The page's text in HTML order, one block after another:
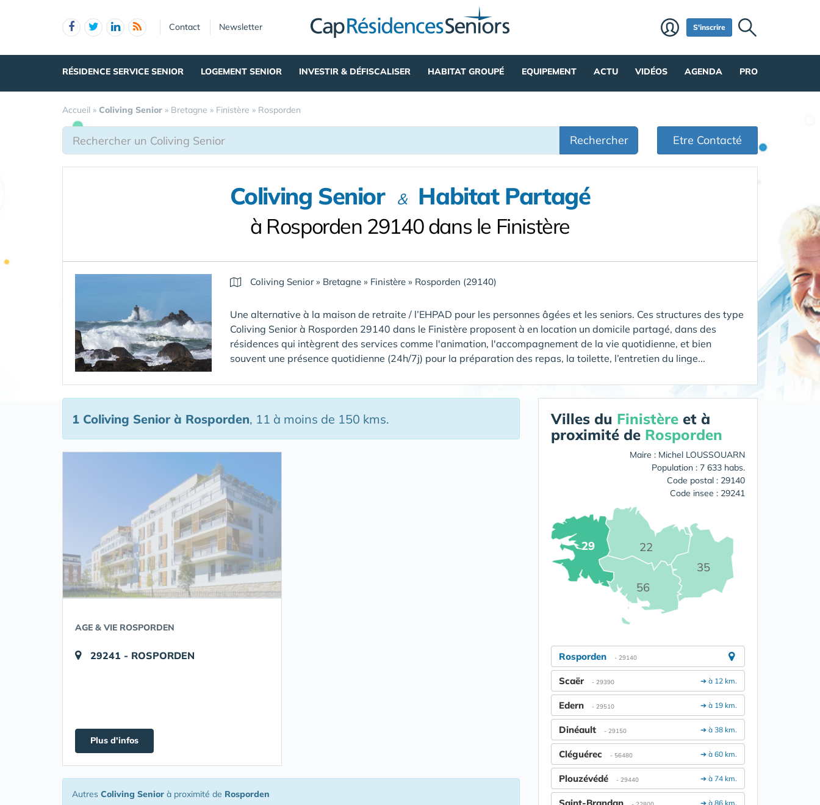
Contact Newsletter S'inscrire
RÉSIDENCE SERVICE SENIOR LOGEMENT SENIOR INVESTIR & DÉFISCALISER HABITAT GROUPÉ EQUIPEMENT ACTU VIDÉOS AGENDA PRO
Accueil » Coliving Senior » Bretagne » Finistère » Rosporden
Rechercher Etre Contacté
Coliving Senior & Habitat Partagé
à Rosporden 29140 dans le Finistère
Coliving Senior» Bretagne » Finistère » Rosporden (29140)
Une alternative à la maison de retraite / l’EHPAD pour les personnes âgées et les seniors. Ces structures des type
Coliving Senior à Rosporden 29140 dans le Finistère proposent à en location un domicile partagé, dans des
résidences qui intègrent des services comme l'animation, l'accompagnement de la vie quotidienne, et bien
souvent une présence quotidienne (24h/7j) pour la préparation des repas, la toilette, l’entretien du linge...
1 Coliving Seniorà Rosporden, 11 à moins de 150 kms.
AGE & VIE ROSPORDEN
29241 - ROSPORDEN
Plus d'infos
Autres Coliving Senior à proximité de Rosporden
Villes du Finistère et à
proximité de Rosporden
Maire : Michel LOUSSOUARN
Population : 7 633 habs.
Code postal : 29140
Code insee : 29241
22
29
35
56
Rosporden - 29140
➔ à 12 km.
Scaër - 29390
➔ à 19 km.
Edern - 29510
➔ à 38 km.
Dinéault - 29150
➔ à 60 km.
Cléguérec - 56480
➔ à 74 km.
Plouzévédé - 29440
➔ à 86 km.